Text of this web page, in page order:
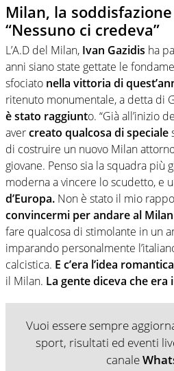
Milan, la
“Nessuno ci credeva”
L’A.D del Milan, Ivan Gazidis ha
anni siano state gettate le
sfociato nella vittoria di
ritenuto monumentale, a detta di
è stato raggiunto. “Già all’inizio
avercreato qualcosa di speciale
di costruire un nuovo Milan
giovane. Penso sia la squadra più
moderna a vincere lo scudetto, e
d’Europa. Non è stato il mio
convincermi per andare al
fare qualcosa di stimolante in un
imparando personalmente
calcistica. E c’era l’idea
il Milan. La gente diceva che era
Vuoi essere sempre
sport, risultati ed eventi
canale